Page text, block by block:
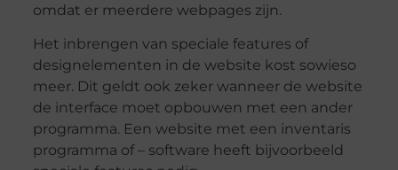
omdat er meerdere webpages zijn.
Het inbrengen van speciale features of
designelementen in de website kost sowieso
meer. Dit geldt ook zeker wanneer de website
de interface moet opbouwen met een ander
programma. Een website met een inventaris
programma of – software heeft bijvoorbeeld